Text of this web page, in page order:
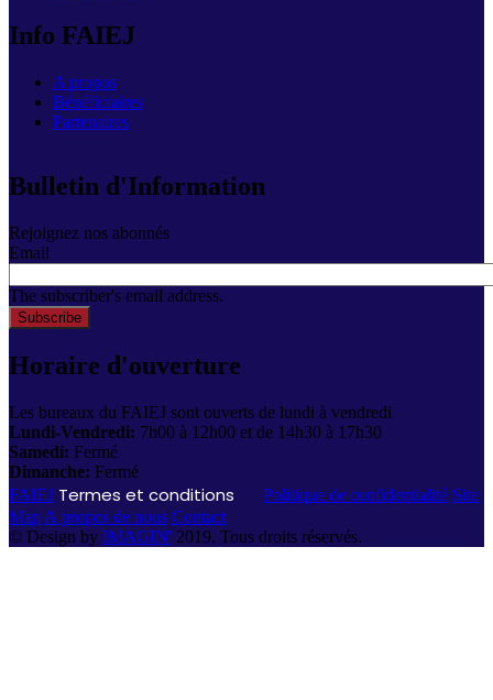
Info FAIEJ
A propos
Bénéficiaires
Partenaires
Bulletin d'Information
Rejoignez nos abonnés
Email
The subscriber's email address.
Horaire d'ouverture
Les bureaux du FAIEJ sont ouverts de lundi à vendredi
Lundi-Vendredi: 7h00 à 12h00 et de 14h30 à 17h30
Samedi: Fermé
Dimanche: Fermé
FAIEJ Termes et conditions Politique de confidentialité Site
Map A propos de nous Contact
© Design by IMAGIN' 2019. Tous droits réservés.